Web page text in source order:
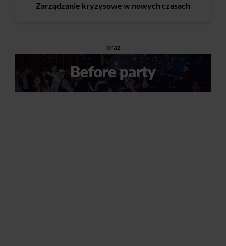
Zarządzanie kryzysowe w nowych czasach
oraz